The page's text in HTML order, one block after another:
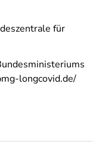
für
longcovid.de/